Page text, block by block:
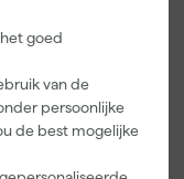
goed
van de
persoonlijke
de best mogelijke
Go!Paint Roll
Verfbak -